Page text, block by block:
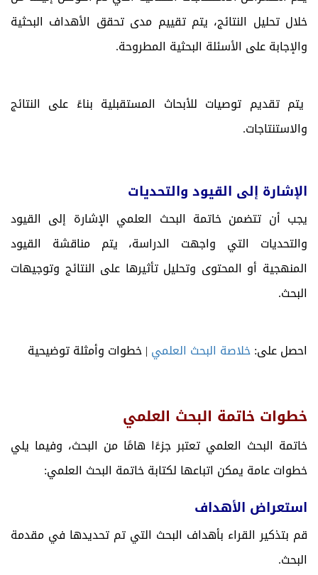
خلال تحليل النتائج، يتم تقييم مدى تحقق الأهداف البحثية
والإجابة على الأسئلة البحثية المطروحة.
يتم تقديم توصيات للأبحاث المستقبلية بناءً على النتائج
والاستنتاجات.
الإشارة إلى القيود والتحديات
يجب أن تتضمن خاتمة البحث العلمي الإشارة إلى القيود
والتحديات التي واجهت الدراسة، يتم مناقشة القيود
المنهجية أو المحتوى وتحليل تأثيرها على النتائج وتوجيهات
البحث.
احصل على:خلاصة البحث العلمي | خطوات وأمثلة توضيحية
خطوات خاتمة البحث العلمي
خاتمة البحث العلمي تعتبر جزءًا هامًا من البحث، وفيما يلي
خطوات عامة يمكن اتباعها لكتابة خاتمة البحث العلمي:
استعراض الأهداف
قم بتذكير القراء بأهداف البحث التي تم تحديدها في مقدمة
البحث.